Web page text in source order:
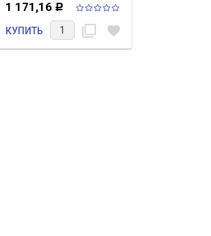
1 171,16 Р
КУПИТЬ filter_none favorite